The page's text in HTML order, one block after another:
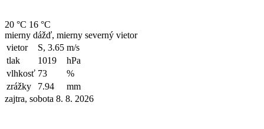
20 °C 16 °C
mierny dážď, mierny severný vietor
vietor
S, 3.65 m/s
tlak
1019
hPa
vlhkosť 73
%
zrážky
7.94
mm
zajtra, sobota 8. 8. 2026